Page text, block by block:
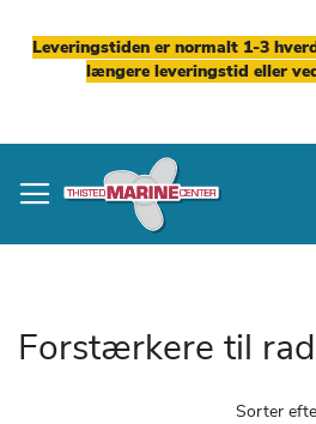
Leveringstiden er normalt 1-3
længere leveringstid eller
to
Content
Forstærkere til
Sorter